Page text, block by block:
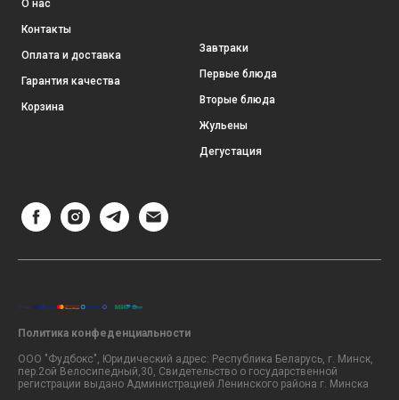
О нас
Контакты
Оплата и доставка
Гарантия качества
Корзина
Завтраки
Первые блюда
Вторые блюда
Жульены
Дегустация
Политика конфеденциальности
ООО "Фудбокс", Юридический адрес: Республика Беларусь, г. Минск,
пер.2ой Велосипедный,30, Свидетельство о государственной
регистрации выдано Администрацией Ленинского района г. Минска